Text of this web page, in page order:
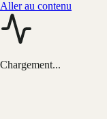
Aller au contenu
Chargement...